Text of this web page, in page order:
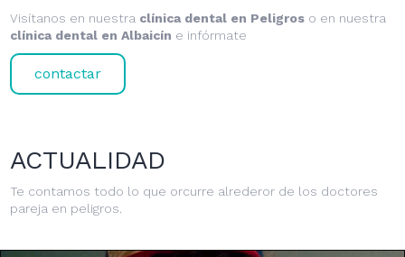
Visítanos en nuestra clínica dental en Peligros o en nuestra
clínica dental en Albaicín e infórmate
contactar
ACTUALIDAD
Te contamos todo lo que orcurre alrederor de los doctores
pareja en peligros.